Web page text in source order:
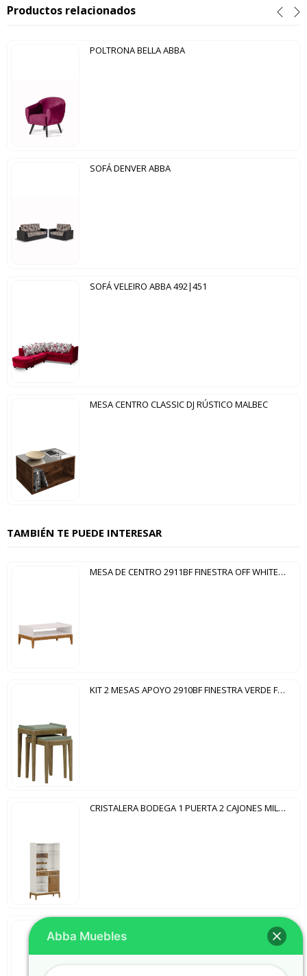
Productos relacionados
POLTRONA BELLA ABBA
SOFÁ DENVER ABBA
SOFÁ VELEIRO ABBA 492|451
MESA CENTRO CLASSIC DJ RÚSTICO MALBEC
TAMBIÉN TE PUEDE INTERESAR
MESA DE CENTRO 2911BF FINESTRA OFF WHITE|FREIJO
KIT 2 MESAS APOYO 2910BF FINESTRA VERDE FREIJO
CRISTALERA BODEGA 1 PUERTA 2 CAJONES MILAO 2920 FINESTRA OFF WHITE|FREIJO
CRISTALERA VITRINA 2 PUERTAS 1 CAJÓN 2915 FINESTRA VERDE|FREIJO
Abba Muebles